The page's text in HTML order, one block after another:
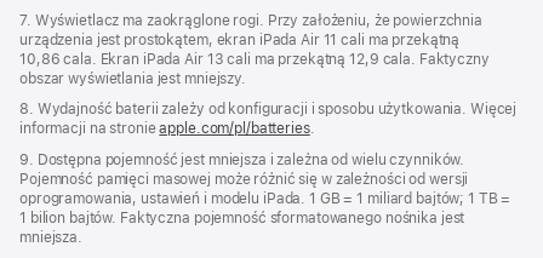
7. Wyświetlacz ma zaokrąglone rogi. Przy założeniu, że powierzchnia
urządzenia jest prostokątem, ekran iPada Air 11 cali ma przekątną
10,86 cala. Ekran iPada Air 13 cali ma przekątną 12,9 cala. Faktyczny
obszar wyświetlania jest mniejszy.
8. Wydajność baterii zależy od konfiguracji i sposobu użytkowania. Więcej
informacji na stronieapple.com/pl/batteries.
9. Dostępna pojemność jest mniejsza i zależna od wielu czynników.
Pojemność pamięci masowej może różnić się w zależności od wersji
oprogramowania, ustawień i modelu iPada. 1 GB = 1 miliard bajtów; 1 TB =
1 bilion bajtów. Faktyczna pojemność sformatowanego nośnika jest
mniejsza.